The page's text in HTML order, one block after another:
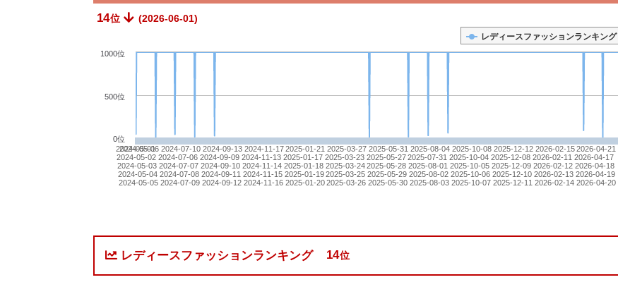
14位 (2026-06-01)
レディースファッションランキング
2024-05-01
2024-05-02
2024-05-03
2024-05-04
2024-05-05
2024-05-06
2024-07-06
2024-07-07
2024-07-08
2024-07-09
2024-07-10
2024-09-09
2024-09-10
2024-09-11
2024-09-12
2024-09-13
2024-11-13
2024-11-14
2024-11-15
2024-11-16
2024-11-17
2025-01-17
2025-01-18
2025-01-19
2025-01-20
2025-01-21
2025-03-23
2025-03-24
2025-03-25
2025-03-26
2025-03-27
2025-05-27
2025-05-28
2025-05-29
2025-05-30
2025-05-31
2025-07-31
2025-08-01
2025-08-02
2025-08-03
2025-08-04
2025-10-04
2025-10-05
2025-10-06
2025-10-07
2025-10-08
2025-12-08
2025-12-09
2025-12-10
2025-12-11
2025-12-12
2026-02-11
2026-02-12
2026-02-13
2026-02-14
2026-02-15
2026-04-17
2026-04-18
2026-04-19
2026-04-20
2026-04-21
0位
500位
1000位
レディースファッションランキング 14位